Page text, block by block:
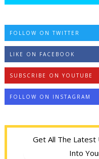
FOLLOW ON TWITTER
LIKE ON FACEBOOK
SUBSCRIBE ON YOUTUBE
FOLLOW ON INSTAGRAM
Get All The
Into